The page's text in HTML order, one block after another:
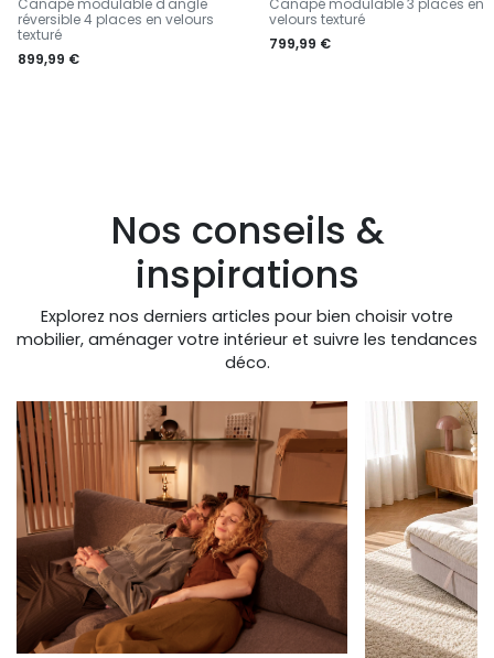
Canapé modulable d'angle
réversible 4 places en velours
texturé
899,99 €
Canapé modulable 3 places en
velours texturé
799,99 €
Nos conseils &
inspirations
Explorez nos derniers articles pour bien choisir votre
mobilier, aménager votre intérieur et suivre les tendances
déco.